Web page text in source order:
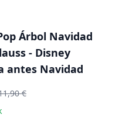
Árbol Navidad
- Disney
antes Navidad
€